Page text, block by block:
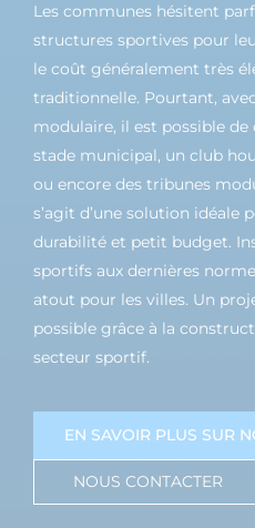
Les communes hésitent
structures sportives pour
le coût généralement très
traditionnelle. Pourtant,
modulaire, il est possible
stade municipal, un club
ou encore des tribunes
s’agit d’une solution idéale
durabilité et petit budget.
sportifs aux dernières
atout pour les villes. Un
possible grâce à la
secteur sportif.
EN SAVOIR PLUS SUR
NOUS CONTACTER